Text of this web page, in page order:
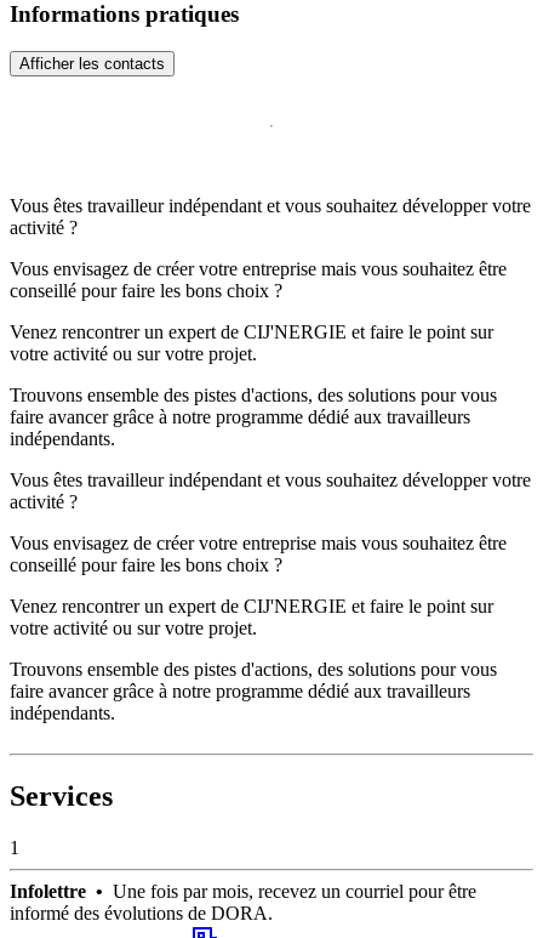
Vous êtes travailleur indépendant et vous souhaitez développer votre
activité ?
Vous envisagez de créer votre entreprise mais vous souhaitez être
conseillé pour faire les bons choix ?
Venez rencontrer un expert de CIJ'NERGIE et faire le point sur
votre activité ou sur votre projet.
Trouvons ensemble des pistes d'actions, des solutions pour vous
faire avancer grâce à notre programme dédié aux travailleurs
indépendants.
Vous êtes travailleur indépendant et vous souhaitez développer votre
activité ?
Vous envisagez de créer votre entreprise mais vous souhaitez être
conseillé pour faire les bons choix ?
Venez rencontrer un expert de CIJ'NERGIE et faire le point sur
votre activité ou sur votre projet.
Trouvons ensemble des pistes d'actions, des solutions pour vous
faire avancer grâce à notre programme dédié aux travailleurs
indépendants.
Informations pratiques
Afficher les contacts
Services
1
Infolettre • Une fois par mois, recevez un courriel pour être
informé des évolutions de DORA.